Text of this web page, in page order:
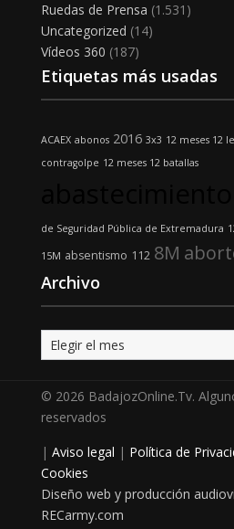
Ruedas de Prensa (1.531)
Uncategorized (14)
Vídeos 360 (187)
Etiquetas más usadas
ACAEX abonos 2016 3x3 12 meses 12
contragolpe 12 meses 12 batallas
de Seguridad Pública de Extremadura
15M absentismo 112 8M
Archivo
Archivo
© 2026 BadajozOnline.Tv.
reservados
| Aviso legal | Política de
Cookies
Diseño web y producción
RECarmy.com